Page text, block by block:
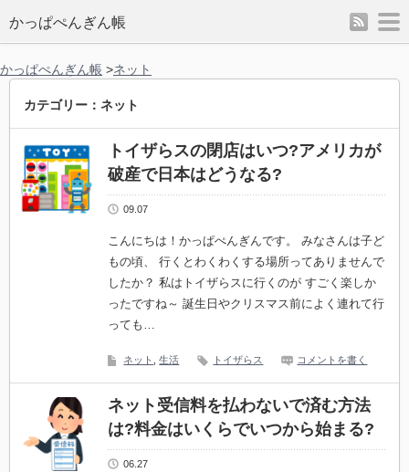
かっぱぺんぎん帳 rss
かっぱぺんぎん帳 >ネット
カテゴリー：ネット
トイザらスの閉店はいつ?アメリカが
破産で日本はどうなる?
09.07
こんにちは！かっぱぺんぎんです。 みなさんは子ど
もの頃、 行くとわくわくする場所ってありませんで
したか？ 私はトイザらスに行くのが すごく楽しか
ったですね～ 誕生日やクリスマス前によく連れて行
っても…
ネット ,生活 トイザらス コメントを書く
ネット受信料を払わないで済む方法
は?料金はいくらでいつから始まる?
06.27